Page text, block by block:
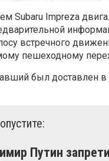
Subaru Impreza
встречного
пешеходному
был доставлен
Путин